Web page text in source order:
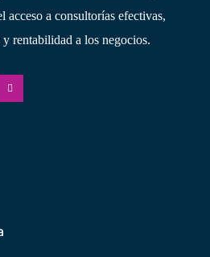
acceso a consultorías efectivas,
rentabilidad a los negocios.